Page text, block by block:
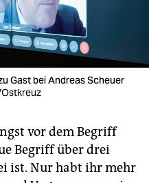
Gast bei Andreas Scheuer
vor dem Begriff
Begriff über drei
ist. Nur habt ihr mehr